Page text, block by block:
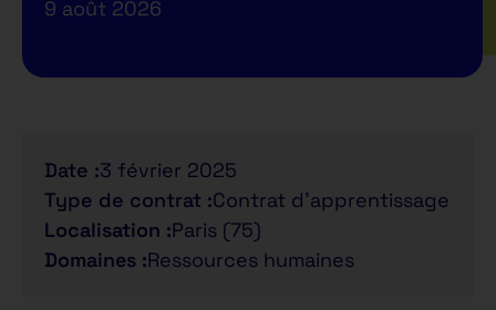
9 août 2026
Date :3 février 2025
Type de contrat :Contrat d'apprentissage
Localisation :Paris (75)
Domaines :Ressources humaines